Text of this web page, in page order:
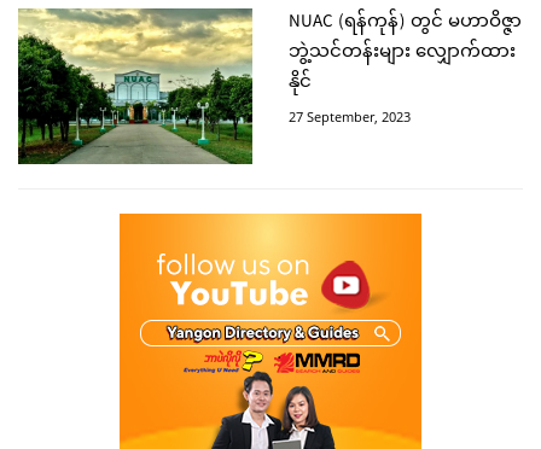
NUAC (ရန်ကုန်) တွင် မဟာဝိဇ္ဇာ
ဘွဲ့သင်တန်းများ လျှောက်ထား
နိုင်
27 September, 2023